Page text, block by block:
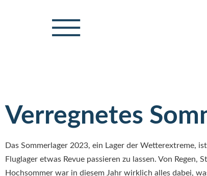
Verregnetes
Das Sommerlager 2023, ein Lager der Wetterextreme,
Fluglager etwas Revue passieren zu lassen. Von
Hochsommer war in diesem Jahr wirklich alles dabei,